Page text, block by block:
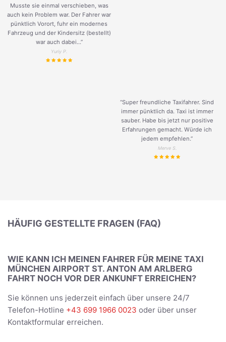
Musste sie einmal verschieben, was
auch kein Problem war. Der Fahrer war
pünktlich Vorort, fuhr ein modernes
Fahrzeug und der Kindersitz (bestellt)
war auch dabei...”
Yuriy P.
“Super freundliche Taxifahrer. Sind
immer pünktlich da. Taxi ist immer
sauber. Habe bis jetzt nur positive
Erfahrungen gemacht. Würde ich
jedem empfehlen.”
Merve S.
HÄUFIG GESTELLTE FRAGEN (FAQ)
WIE KANN ICH MEINEN FAHRER FÜR MEINE TAXI
MÜNCHEN AIRPORT ST. ANTON AM ARLBERG
FAHRT NOCH VOR DER ANKUNFT ERREICHEN?
Sie können uns jederzeit einfach über unsere 24/7
Telefon-Hotline +43 699 1966 0023 oder über unser
Kontaktformular erreichen.